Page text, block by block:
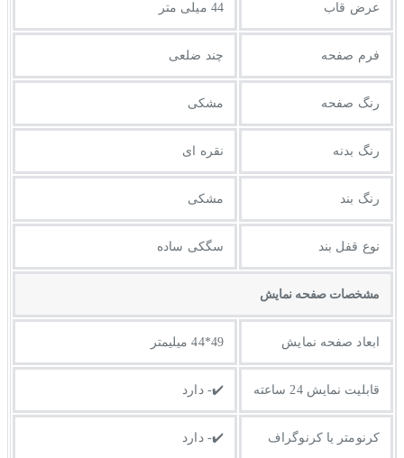
عرض قاب 44 میلی متر
فرم صفحه چند ضلعی
رنگ صفحه مشکی
رنگ بدنه نقره ای
رنگ بند مشکی
نوع قفل بند سگکی ساده
مشخصات صفحه نمايش
ابعاد صفحه نمایش 49*44 میلیمتر
قابلیت نمایش 24 ساعته ✔️- دارد
کرنومتر یا کرنوگراف ✔️- دارد